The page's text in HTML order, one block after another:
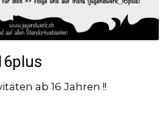
ab 16 Jahren !!